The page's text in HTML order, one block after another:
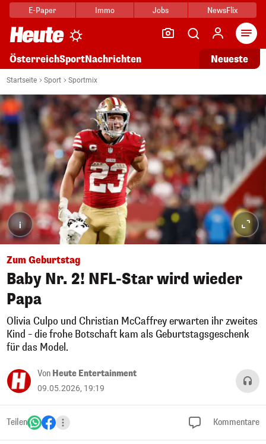
E-Paper Immo Jobs NewsFlix
ÖsterreichSportNachrichten Neueste
Startseite Sport Sportmix
i
Zum Geburtstag
Baby Nr. 2! NFL-Star wird wieder
Papa
Olivia Culpo und Christian McCaffrey erwarten ihr zweites
Kind – die frohe Botschaft kam als Geburtstagsgeschenk
für das Model.
Von Heute Entertainment
09.05.2026, 19:19
Teilen Kommentare